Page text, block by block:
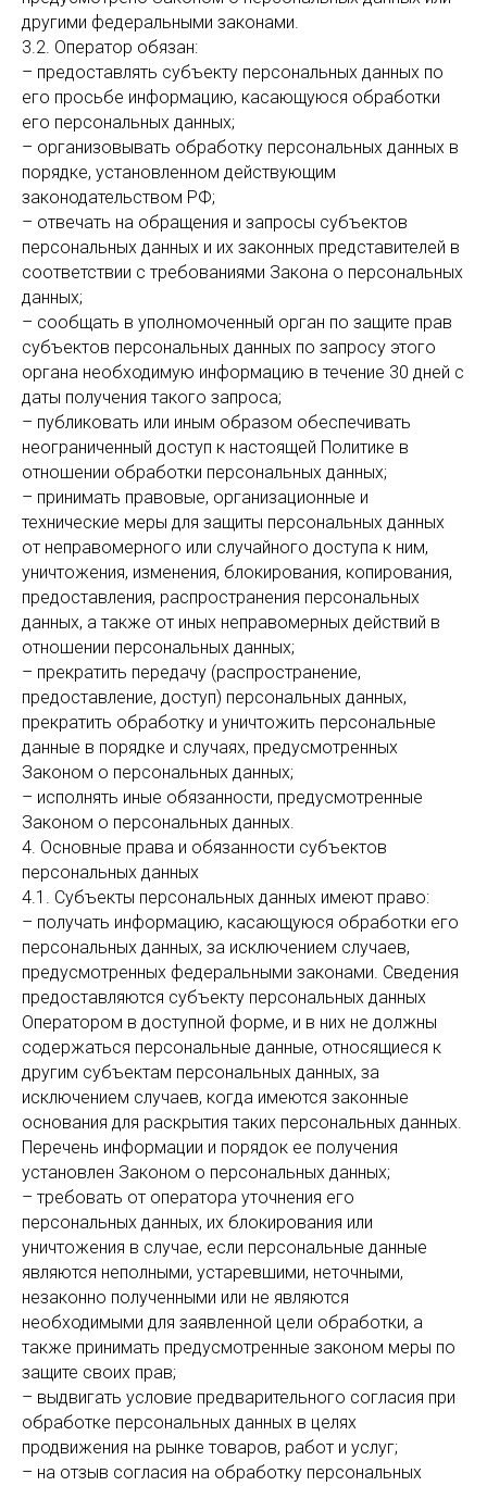
другими федеральными законами.
3.2. Оператор обязан:
– предоставлять субъекту персональных данных по
его просьбе информацию, касающуюся обработки
его персональных данных;
– организовывать обработку персональных данных в
порядке, установленном действующим
законодательством РФ;
– отвечать на обращения и запросы субъектов
персональных данных и их законных представителей в
соответствии с требованиями Закона о персональных
данных;
– сообщать в уполномоченный орган по защите прав
субъектов персональных данных по запросу этого
органа необходимую информацию в течение 30 дней с
даты получения такого запроса;
– публиковать или иным образом обеспечивать
неограниченный доступ к настоящей Политике в
отношении обработки персональных данных;
– принимать правовые, организационные и
технические меры для защиты персональных данных
от неправомерного или случайного доступа к ним,
уничтожения, изменения, блокирования, копирования,
предоставления, распространения персональных
данных, а также от иных неправомерных действий в
отношении персональных данных;
– прекратить передачу (распространение,
предоставление, доступ) персональных данных,
прекратить обработку и уничтожить персональные
данные в порядке и случаях, предусмотренных
Законом о персональных данных;
– исполнять иные обязанности, предусмотренные
Законом о персональных данных.
4. Основные права и обязанности субъектов
персональных данных
4.1. Субъекты персональных данных имеют право:
– получать информацию, касающуюся обработки его
персональных данных, за исключением случаев,
предусмотренных федеральными законами. Сведения
предоставляются субъекту персональных данных
Оператором в доступной форме, и в них не должны
содержаться персональные данные, относящиеся к
другим субъектам персональных данных, за
исключением случаев, когда имеются законные
основания для раскрытия таких персональных данных.
Перечень информации и порядок ее получения
установлен Законом о персональных данных;
– требовать от оператора уточнения его
персональных данных, их блокирования или
уничтожения в случае, если персональные данные
являются неполными, устаревшими, неточными,
незаконно полученными или не являются
необходимыми для заявленной цели обработки, а
также принимать предусмотренные законом меры по
защите своих прав;
– выдвигать условие предварительного согласия при
обработке персональных данных в целях
продвижения на рынке товаров, работ и услуг;
– на отзыв согласия на обработку персональных